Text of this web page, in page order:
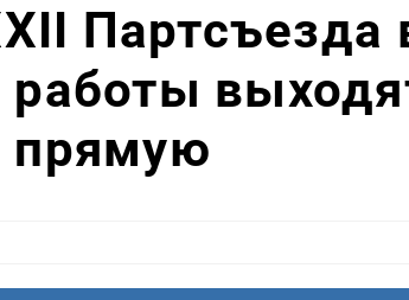
Партсъезда